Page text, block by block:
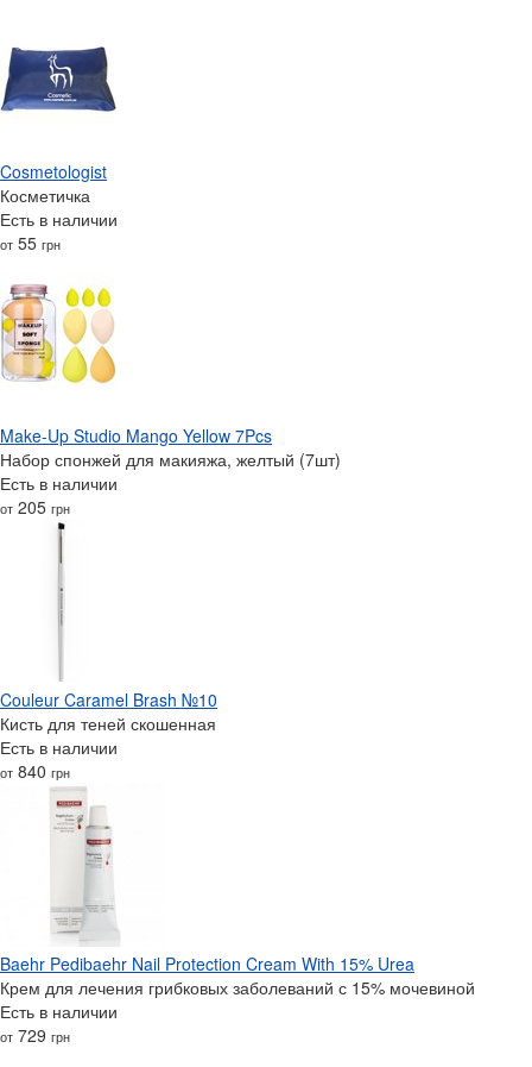
Cosmetologist
Косметичка
Есть в наличии
от 55 грн
Make-Up Studio Mango Yellow 7Pcs
Набор спонжей для макияжа, желтый (7шт)
Есть в наличии
от 205 грн
Couleur Caramel Brash №10
Кисть для теней скошенная
Есть в наличии
от 840 грн
Baehr Pedibaehr Nail Protection Cream With 15% Urea
Крем для лечения грибковых заболеваний с 15% мочевиной
Есть в наличии
от 729 грн